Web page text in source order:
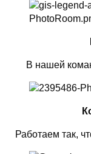
В нашей
Работаем так,